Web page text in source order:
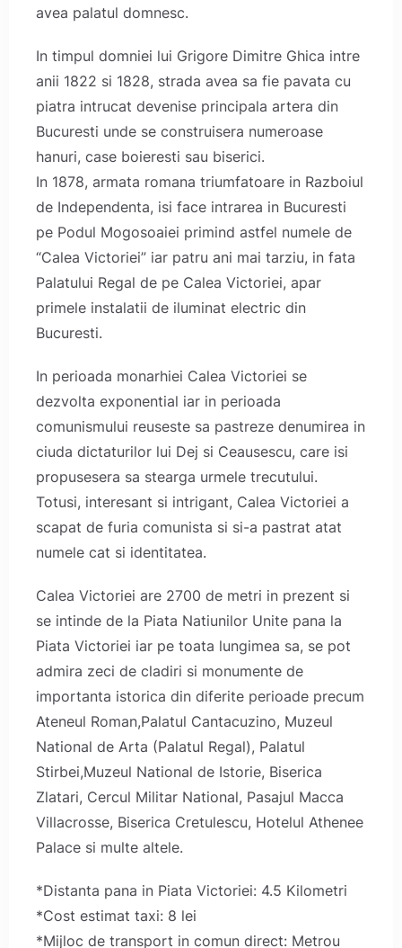
avea palatul domnesc.
In timpul domniei lui Grigore Dimitre Ghica intre
anii 1822 si 1828, strada avea sa fie pavata cu
piatra intrucat devenise principala artera din
Bucuresti unde se construisera numeroase
hanuri, case boieresti sau biserici.
In 1878, armata romana triumfatoare in Razboiul
de Independenta, isi face intrarea in Bucuresti
pe Podul Mogosoaiei primind astfel numele de
“Calea Victoriei” iar patru ani mai tarziu, in fata
Palatului Regal de pe Calea Victoriei, apar
primele instalatii de iluminat electric din
Bucuresti.
In perioada monarhiei Calea Victoriei se
dezvolta exponential iar in perioada
comunismului reuseste sa pastreze denumirea in
ciuda dictaturilor lui Dej si Ceausescu, care isi
propusesera sa stearga urmele trecutului.
Totusi, interesant si intrigant, Calea Victoriei a
scapat de furia comunista si si-a pastrat atat
numele cat si identitatea.
Calea Victoriei are 2700 de metri in prezent si
se intinde de la Piata Natiunilor Unite pana la
Piata Victoriei iar pe toata lungimea sa, se pot
admira zeci de cladiri si monumente de
importanta istorica din diferite perioade precum
Ateneul Roman,Palatul Cantacuzino, Muzeul
National de Arta (Palatul Regal), Palatul
Stirbei,Muzeul National de Istorie, Biserica
Zlatari, Cercul Militar National, Pasajul Macca
Villacrosse, Biserica Cretulescu, Hotelul Athenee
Palace si multe altele.
*Distanta pana in Piata Victoriei: 4.5 Kilometri
*Cost estimat taxi: 8 lei
*Mijloc de transport in comun direct: Metrou